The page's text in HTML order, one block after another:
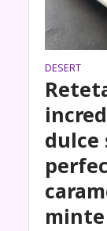
DESERT
dulce